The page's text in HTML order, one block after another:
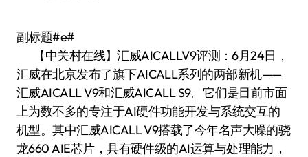
副标题#e#
【中关村在线】汇威AICALLV9评测：6月24日，
汇威在北京发布了旗下AICALL系列的两部新机——
汇威AICALL V9和汇威AICALL S9。它们是目前市面
上为数不多的专注于AI硬件功能开发与系统交互的
机型。其中汇威AICALL V9搭载了今年名声大噪的骁
龙660 AIE芯片，具有硬件级的AI运算与处理能力，